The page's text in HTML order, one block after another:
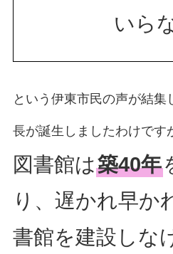
いら
という伊東市民の声が結集
長が誕生しましたわけです
図書館は築40年
り、遅かれ早か
書館を建設しな